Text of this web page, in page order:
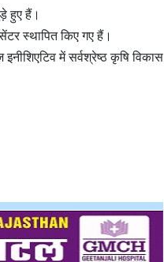
हुए हैं।
स्थापित किए गए हैं।
में सर्वश्रेष्ठ कृषि विकास